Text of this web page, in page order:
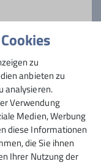
und
- 12 Jahren
zu
anbieten zu
analysieren.
Verwendung
Medien, Werbung
diese Informationen
die Sie ihnen
Ihrer Nutzung der